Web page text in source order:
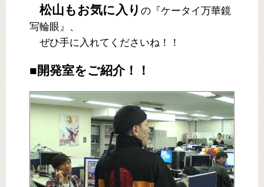
松山もお気に入り の『ケータイ万華鏡
写輪眼』、
ぜひ手に入れてくださいね！！
■開発室をご紹介！！